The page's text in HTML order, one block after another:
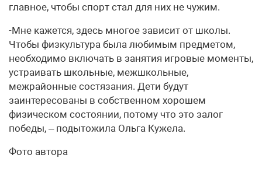
главное, чтобы спорт стал для них не чужим.
-Мне кажется, здесь многое зависит от школы.
Чтобы физкультура была любимым предметом,
необходимо включать в занятия игровые моменты,
устраивать школьные, межшкольные,
межрайонные состязания. Дети будут
заинтересованы в собственном хорошем
физическом состоянии, потому что это залог
победы, – подытожила Ольга Кужела.
Фото автора